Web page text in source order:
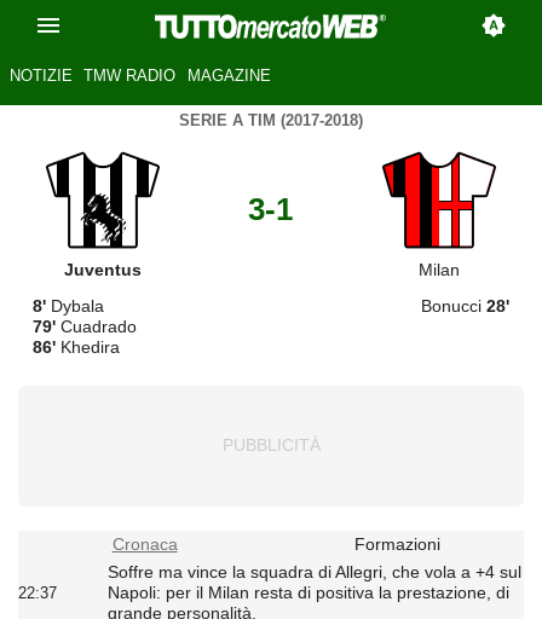
NOTIZIE TMW RADIO MAGAZINE
SERIE A TIM (2017-2018)
Juventus
3-1
Milan
8' Dybala
79' Cuadrado
86' Khedira
Bonucci 28'
Cronaca Formazioni
22:37
Soffre ma vince la squadra di Allegri, che vola a +4 sul
Napoli: per il Milan resta di positiva la prestazione, di
grande personalità.